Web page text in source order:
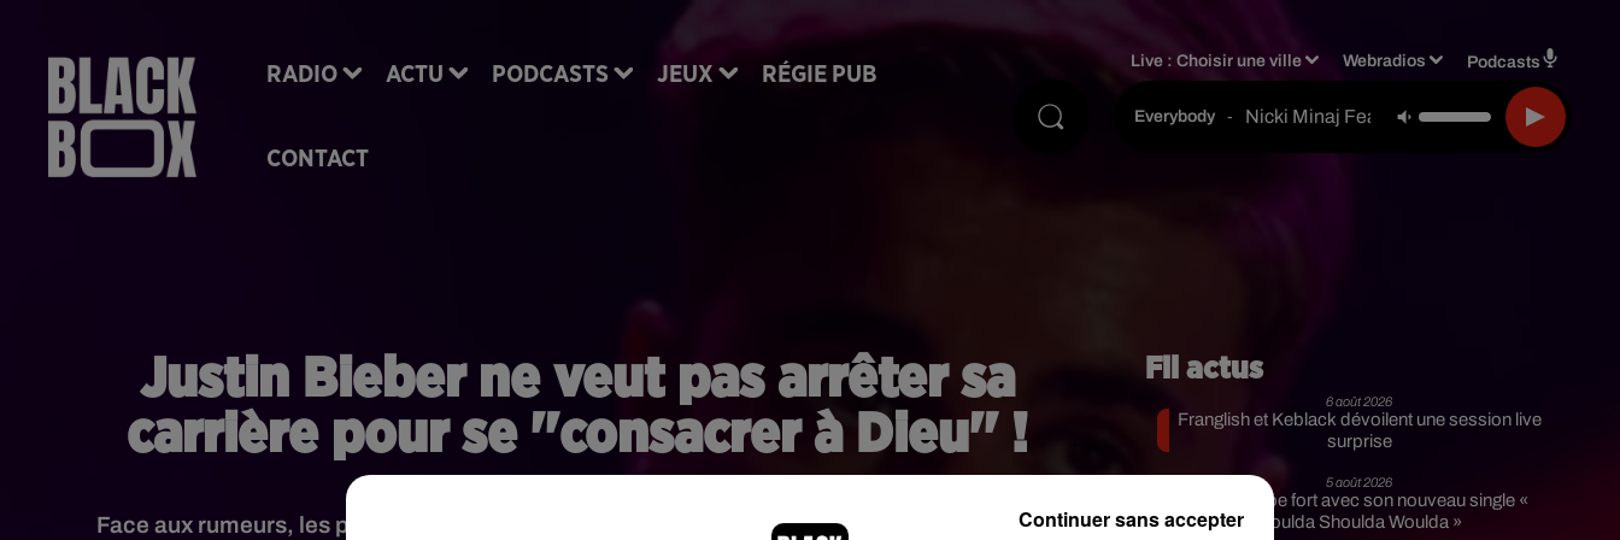
RADIO ACTU PODCASTS JEUX RÉGIE PUB
CONTACT
Live :Choisir une ville Webradios Podcasts
Everybody - Nicki Minaj Feat. Lil Uzi Vert
Justin Bieber ne veut pas arrêter sa
carrière pour se ''consacrer à Dieu'' !
Face aux rumeurs, les proches de Justin Bieber rassurent les fans: non, il n'a pas l'intention
Fil actus
6 août 2026
Franglish et Keblack dévoilent une session live
surprise
5 août 2026
Russ frappe fort avec son nouveau single «
Coulda Shoulda Woulda »
Continuer sans accepter